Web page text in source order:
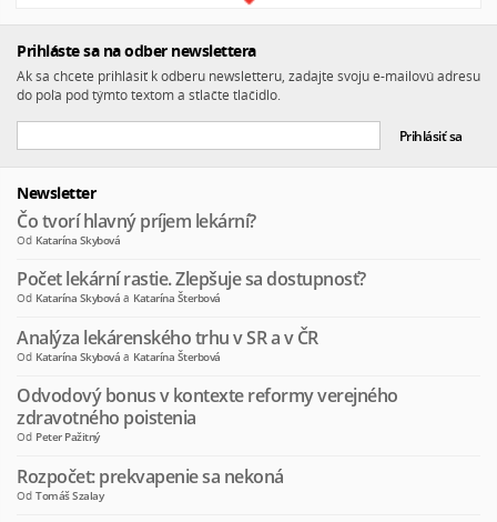
Prihláste sa na odber newslettera
Ak sa chcete prihlásiť k odberu newsletteru, zadajte svoju e-mailovú adresu
do poľa pod týmto textom a stlačte tlačidlo.
Newsletter
Čo tvorí hlavný príjem lekární?
Od Katarína Skybová
Počet lekární rastie. Zlepšuje sa dostupnosť?
Od Katarína Skybová a Katarína Šterbová
Analýza lekárenského trhu v SR a v ČR
Od Katarína Skybová a Katarína Šterbová
Odvodový bonus v kontexte reformy verejného
zdravotného poistenia
Od Peter Pažitný
Rozpočet: prekvapenie sa nekoná
Od Tomáš Szalay